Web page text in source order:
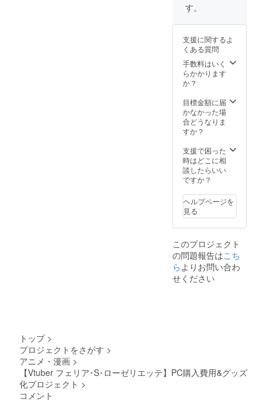
グカッ
描き下
ろしイ
ラスト)
･オリジ
ナルT
(白地
+新規描
き下ろ
しイラ
本プロ
ジェク
ト限定
クッ
(40cm
予定)(新
規描き
下ろし
ト) ･本
プロ
ジェク
ト限定
パー
ロジェ
クト進
す。
支援に関するよ
くある質問
手数料はいく
らかかります
か？
目標金額に届
かなかった場
合どうなりま
すか？
支援で困った
時はどこに相
談したらいい
ですか？
ヘルプページを
見る
このプロジェクト
の問題報告はこち
ら よりお問い合わ
せください
トップ >
プロジェクトをさがす >
アニメ・漫画 >
【Vtuber フェリア･S･ローゼリエッテ】PC購入費用&グッズ
化プロジェクト >
コメント